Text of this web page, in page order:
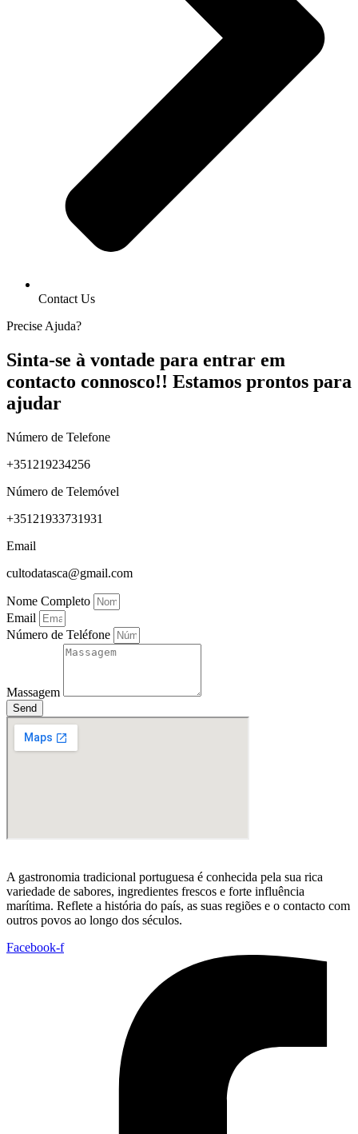
Contact Us
Precise Ajuda?
Sinta-se à vontade para entrar em
contacto connosco!! Estamos prontos para
ajudar
Número de Telefone
+351219234256
Número de Telemóvel
+35121933731931
Email
cultodatasca@gmail.com
Nome Completo
Email
Número de Teléfone
Massagem
Send
A gastronomia tradicional portuguesa é conhecida pela sua rica
variedade de sabores, ingredientes frescos e forte influência
marítima. Reflete a história do país, as suas regiões e o contacto com
outros povos ao longo dos séculos.
Facebook-f